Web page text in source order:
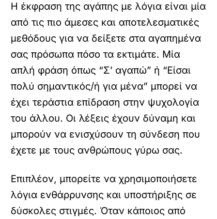
Η έκφραση της αγάπης με λόγια είναι μία
από τις πιο άμεσες και αποτελεσματικές
μεθόδους για να δείξετε στα αγαπημένα
σας πρόσωπα πόσο τα εκτιμάτε. Μία
απλή φράση όπως “Σ’ αγαπώ” ή “Είσαι
πολύ σημαντικός/ή για μένα” μπορεί να
έχει τεράστια επίδραση στην ψυχολογία
του άλλου. Οι λέξεις έχουν δύναμη και
μπορούν να ενισχύσουν τη σύνδεση που
έχετε με τους ανθρώπους γύρω σας.
Επιπλέον, μπορείτε να χρησιμοποιήσετε
λόγια ενθάρρυνσης και υποστήριξης σε
δύσκολες στιγμές. Όταν κάποιος από